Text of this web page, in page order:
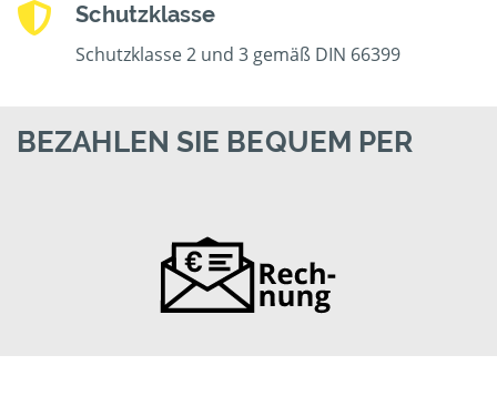
Schutzklasse
Schutzklasse 2 und 3 gemäß DIN 66399
BEZAHLEN SIE BEQUEM PER